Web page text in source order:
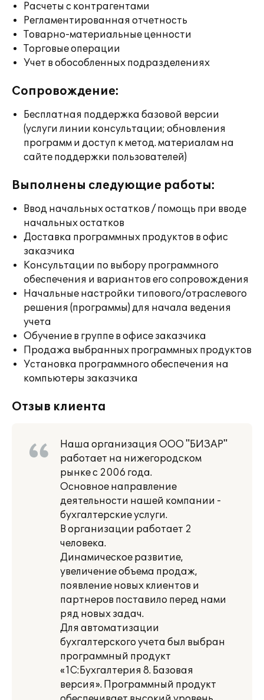
Расчеты с контрагентами
Регламентированная отчетность
Товарно-материальные ценности
Торговые операции
Учет в обособленных подразделениях
Сопровождение:
Бесплатная поддержка базовой версии
(услуги линии консультации; обновления
программ и доступ к метод. материалам на
сайте поддержки пользователей)
Выполнены следующие работы:
Ввод начальных остатков / помощь при вводе
начальных остатков
Доставка программных продуктов в офис
заказчика
Консультации по выбору программного
обеспечения и вариантов его сопровождения
Начальные настройки типового/отраслевого
решения (программы) для начала ведения
учета
Обучение в группе в офисе заказчика
Продажа выбранных программных продуктов
Установка программного обеспечения на
компьютеры заказчика
Отзыв клиента
Наша организация ООО "БИЗАР"
работает на нижегородском
рынке с 2006 года.
Основное направление
деятельности нашей компании -
бухгалтерские услуги.
В организации работает 2
человека.
Динамическое развитие,
увеличение объема продаж,
появление новых клиентов и
партнеров поставило перед нами
ряд новых задач.
Для автоматизации
бухгалтерского учета был выбран
программный продукт
«1С:Бухгалтерия 8. Базовая
версия». Программный продукт